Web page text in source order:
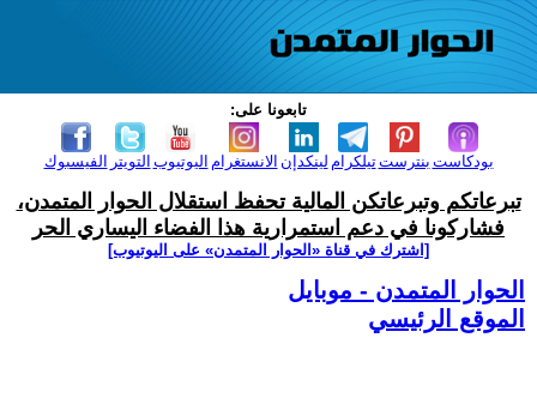
تابعونا على:
الفيسبوك التويتر اليوتيوب الانستغرام لينكدإن تيلكرامبنترست بودكاست
تبرعاتكم وتبرعاتكن المالية تحفظ استقلال الحوار المتمدن،
فشاركونا في دعم استمرارية هذا الفضاء اليساري الحر
[اشترك في قناة ‫«الحوار المتمدن» على اليوتيوب]
الحوار المتمدن - موبايل
الموقع الرئيسي